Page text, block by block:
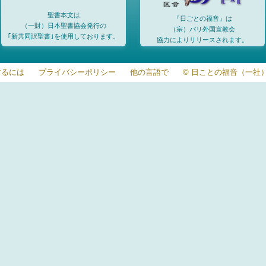
聖書本文は
（一財）日本聖書協会発行の
｢新共同訳聖書｣を使用しております。
『日ごとの福音』は
（宗）パリ外国宣教会
協力によりリリースされます。
には プライバシーポリシー 他の言語で © 日ことの福音（一社